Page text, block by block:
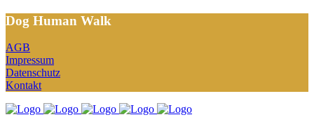
Dog Human Walk
AGB
Impressum
Datenschutz
Kontakt